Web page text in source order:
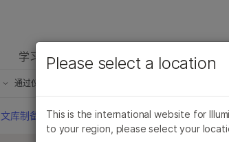
学习
通过仪器兼容性
iScan产品
iSeq 100产品
AmpliSeq for Illumina
TruSight Oncology 500产品家族
文库制备试剂盒 Illumina Stranded mRNA Prep
微生物学
农业基因组学
复杂疾病
Please select a location
This is the international website for
to your region, please select your